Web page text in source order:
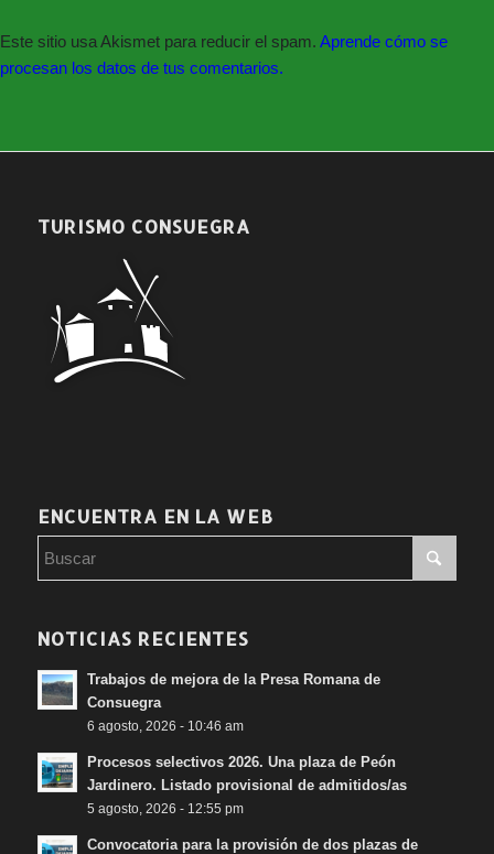
Este sitio usa Akismet para reducir el spam. Aprende cómo se
procesan los datos de tus comentarios.
TURISMO CONSUEGRA
ENCUENTRA EN LA WEB
NOTICIAS RECIENTES
Trabajos de mejora de la Presa Romana de
Consuegra
6 agosto, 2026 - 10:46 am
Procesos selectivos 2026. Una plaza de Peón
Jardinero. Listado provisional de admitidos/as
5 agosto, 2026 - 12:55 pm
Convocatoria para la provisión de dos plazas de